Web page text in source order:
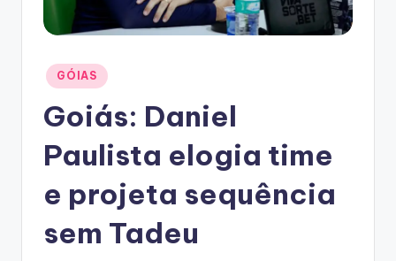
Posted
in
GÓIAS
Goiás: Daniel
Paulista elogia time
e projeta sequência
sem Tadeu